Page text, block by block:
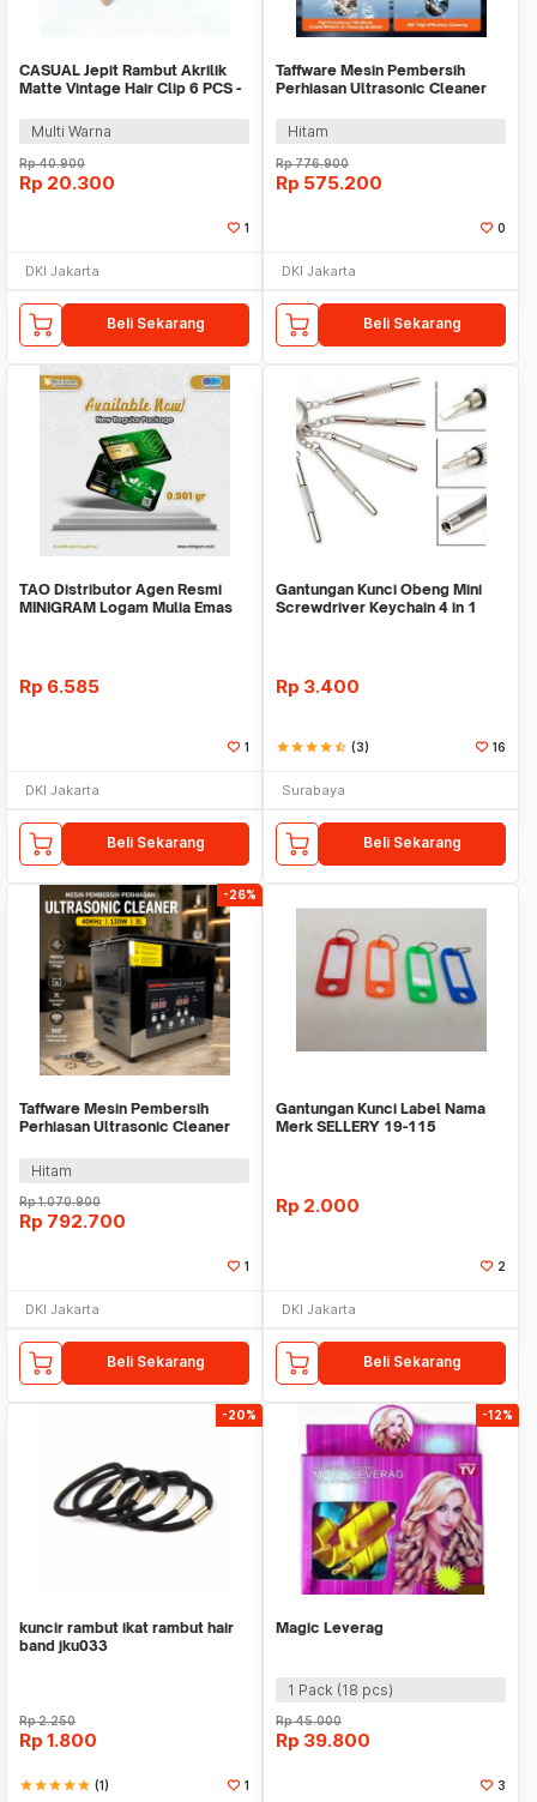
CASUAL Jepit Rambut Akrilik
Matte Vintage Hair Clip 6 PCS -
Multi Warna
Rp40.900
Rp 20.300
1
DKI Jakarta
Beli Sekarang
Taffware Mesin Pembersih
Perhiasan Ultrasonic Cleaner
Hitam
Rp776.900
Rp 575.200
0
DKI Jakarta
Beli Sekarang
TAO Distributor Agen Resmi
MINIGRAM Logam Mulia Emas
Rp 6.585
1
DKI Jakarta
Beli Sekarang
Gantungan Kunci Obeng Mini
Screwdriver Keychain 4 in 1
Rp 3.400
starstarstarstarstar_half (3) 16
Surabaya
Beli Sekarang
-26%
Taffware Mesin Pembersih
Perhiasan Ultrasonic Cleaner
Hitam
Rp1.070.900
Rp 792.700
1
DKI Jakarta
Beli Sekarang
Gantungan Kunci Label Nama
Merk SELLERY 19-115
Rp 2.000
2
DKI Jakarta
Beli Sekarang
-20%
kuncir rambut ikat rambut hair
band jku033
Rp2.250
Rp 1.800
starstarstarstarstar (1) 1
-12%
Magic Leverag
1 Pack (18 pcs)
Rp45.000
Rp 39.800
3